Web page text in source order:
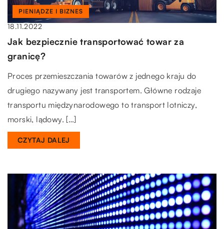
PIENIĄDZE I BIZNES
18.11.2022
Jak bezpiecznie transportować towar za
granicę?
Proces przemieszczania towarów z jednego kraju do
drugiego nazywany jest transportem. Główne rodzaje
transportu międzynarodowego to transport lotniczy,
morski, lądowy. […]
CZYTAJ DALEJ